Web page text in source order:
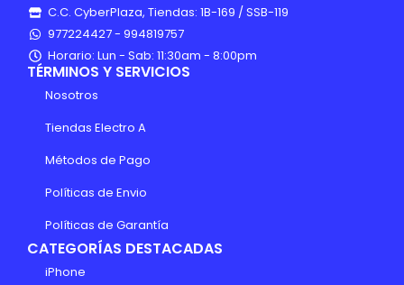
C.C. CyberPlaza, Tiendas: 1B-169 / SSB-119
977224427 - 994819757
Horario: Lun - Sab: 11:30am - 8:00pm
TÉRMINOS Y SERVICIOS
Nosotros
Tiendas Electro A
Métodos de Pago
Políticas de Envio
Políticas de Garantía
CATEGORÍAS DESTACADAS
iPhone